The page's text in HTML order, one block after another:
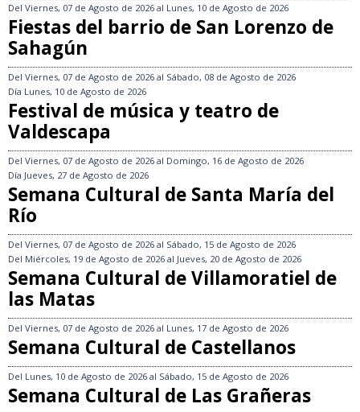
Del Viernes, 07 de Agosto de 2026 al Lunes, 10 de Agosto de 2026
Fiestas del barrio de San Lorenzo de
Sahagún
Del Viernes, 07 de Agosto de 2026 al Sábado, 08 de Agosto de 2026
Día Lunes, 10 de Agosto de 2026
Festival de música y teatro de
Valdescapa
Del Viernes, 07 de Agosto de 2026 al Domingo, 16 de Agosto de 2026
Día Jueves, 27 de Agosto de 2026
Semana Cultural de Santa María del
Río
Del Viernes, 07 de Agosto de 2026 al Sábado, 15 de Agosto de 2026
Del Miércoles, 19 de Agosto de 2026 al Jueves, 20 de Agosto de 2026
Semana Cultural de Villamoratiel de
las Matas
Del Viernes, 07 de Agosto de 2026 al Lunes, 17 de Agosto de 2026
Semana Cultural de Castellanos
Del Lunes, 10 de Agosto de 2026 al Sábado, 15 de Agosto de 2026
Semana Cultural de Las Grañeras